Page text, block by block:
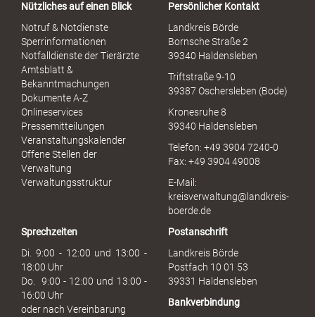
x
u
h
Nützliches auf einen Blick
Notruf & Notdienste
Sperrinformationen
Notfalldienste der Tierärzte
Amtsblatt &
Bekanntmachungen
Dokumente A-Z
Onlineservices
Pressemitteilungen
Veranstaltungskalender
Offene Stellen der
Verwaltung
Verwaltungsstruktur
Persönlicher Kontakt
Landkreis Börde
Bornsche Straße 2
39340 Haldensleben
Triftstraße 9-10
39387 Oschersleben (Bode)
Kronesruhe 8
39340 Haldensleben
Telefon: +49 3904 7240-0
Fax: +49 3904 49008
E-Mail:
kreisverwaltung@landkreis-
boerde.de
Sprechzeiten
Di. 9:00 - 12:00 und 13:00 -
18:00 Uhr
Do. 9:00 - 12:00 und 13:00 -
16:00 Uhr
oder nach Vereinbarung
Postanschrift
Landkreis Börde
Postfach 10 01 53
39331 Haldensleben
Bankverbindung